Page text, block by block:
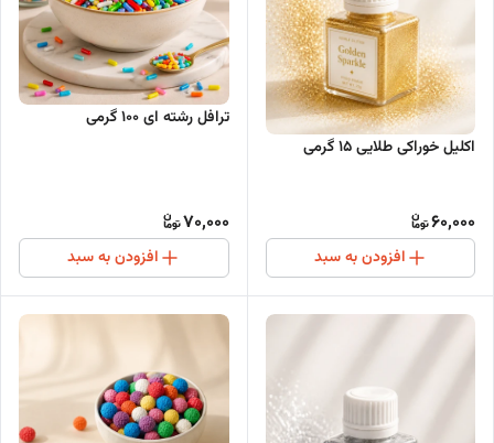
اکلیل خوراکی طلایی 15 گرمی
60,000
افزودن به سبد
ترافل رشته ای 100 گرمی
70,000
افزودن به سبد